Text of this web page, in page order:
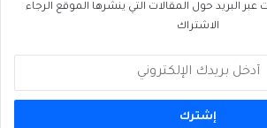
البريد حول المقالات التي ينشرها الموقع الرجاء
الاشتراك